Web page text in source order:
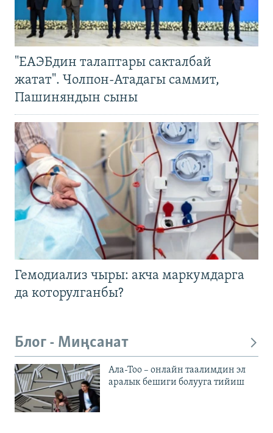
"ЕАЭБдин талаптары сакталбай
жатат". Чолпон-Атадагы саммит,
Пашиняндын сыны
Гемодиализ чыры: акча маркумдарга
да которулганбы?
Блог - Миңсанат
Ала-Тоо – онлайн таалимдин эл
аралык бешиги болууга тийиш